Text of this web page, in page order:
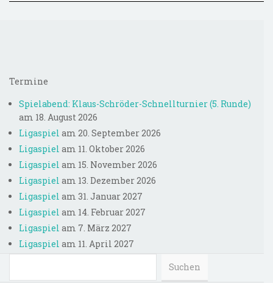
Termine
Spielabend: Klaus-Schröder-Schnellturnier (5. Runde)
am 18. August 2026
Ligaspiel am 20. September 2026
Ligaspiel am 11. Oktober 2026
Ligaspiel am 15. November 2026
Ligaspiel am 13. Dezember 2026
Ligaspiel am 31. Januar 2027
Ligaspiel am 14. Februar 2027
Ligaspiel am 7. März 2027
Ligaspiel am 11. April 2027